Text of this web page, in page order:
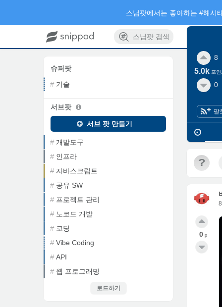
스닙팟 검색
8
5.0k 포인
0
팔
?
0 p
슈퍼팟
기술
서브팟
서브 팟 만들기
개발도구
인프라
자바스크립트
공유 SW
프로젝트 관리
노코드 개발
코딩
Vibe Coding
API
웹 프로그래밍
로드하기
스닙팟에서는 좋아하는 #해시